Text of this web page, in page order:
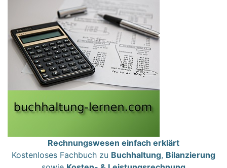
Rechnungswesen einfach erklärt
Kostenloses Fachbuch zu Buchhaltung, Bilanzierung